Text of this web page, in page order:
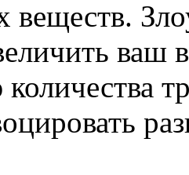
веществ.
ваш